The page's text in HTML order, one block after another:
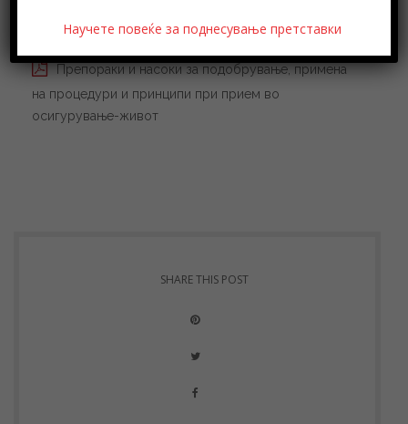
Препораки и насоки за подобрување, примена
на процедури и принципи при прием во
осигурување-живот
SHARE THIS POST
Научете повеќе за поднесување претставки